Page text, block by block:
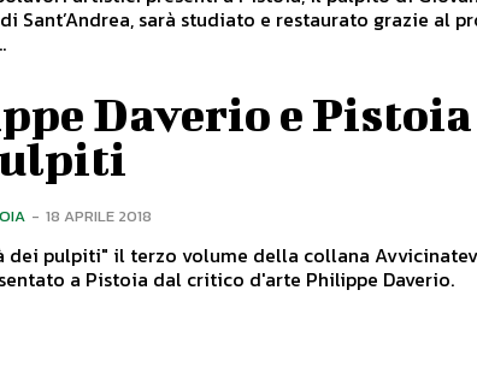
Sant’Andrea, sarà studiato e restaurato grazie al
Daverio e
- 18 APRILE 2018
dei pulpiti" il terzo volume della collana
a Pistoia dal critico d'arte Philippe Daverio.